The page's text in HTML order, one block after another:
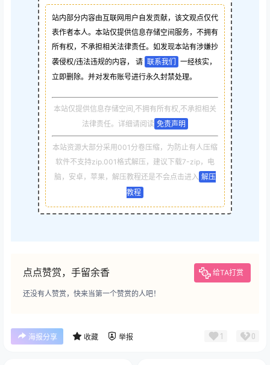
站内部分内容由互联网用户自发贡献，该文观点仅代
表作者本人。本站仅提供信息存储空间服务，不拥有
所有权，不承担相关法律责任。如发现本站有涉嫌抄
袭侵权/违法违规的内容， 请 联系我们
一经核实，
立即删除。并对发布账号进行永久封禁处理。
本站仅提供信息存储空间,不拥有所有权,不承担相关
法律责任。详细请阅读 免责声明
本站资源大部分采用001分卷压缩，为防止有人压缩
软件不支持zip.001格式解压，建议下载7-zip，电
脑，安卓，苹果，解压教程还是不会点击进入 解压
教程
点点赞赏，手留余香 给TA打赏
还没有人赞赏，快来当第一个赞赏的人吧！
海报分享 收藏 举报 1 0